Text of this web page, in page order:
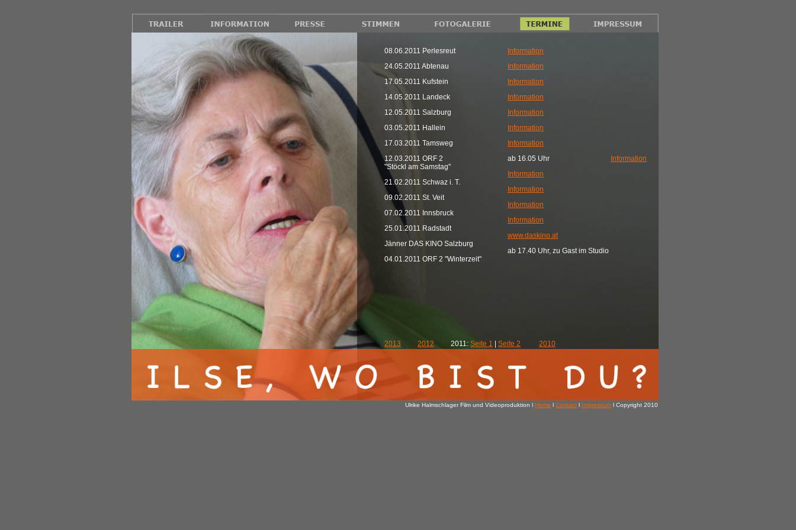
08.06.2011 Perlesreut
24.05.2011 Abtenau
17.05.2011 Kufstein
14.05.2011 Landeck
12.05.2011 Salzburg
03.05.2011 Hallein
17.03.2011 Tamsweg
12.03.2011 ORF 2
"Stöckl am Samstag"
21.02.2011 Schwaz i. T.
09.02.2011 St. Veit
07.02.2011 Innsbruck
25.01.2011 Radstadt
Jänner DAS KINO Salzburg
04.01.2011 ORF 2 "Winterzeit"
Information
Information
Information
Information
Information
Information
Information
ab 16.05 Uhr
Information
Information
Information
Information
Information
www.daskino.at
ab 17.40 Uhr, zu Gast im Studio
2013 2012 2011: Seite 1 Seite 2 2010
Ulrike Halmschlager Film und Videoproduktion l Home l Contact l Impressum l Copyright 2010